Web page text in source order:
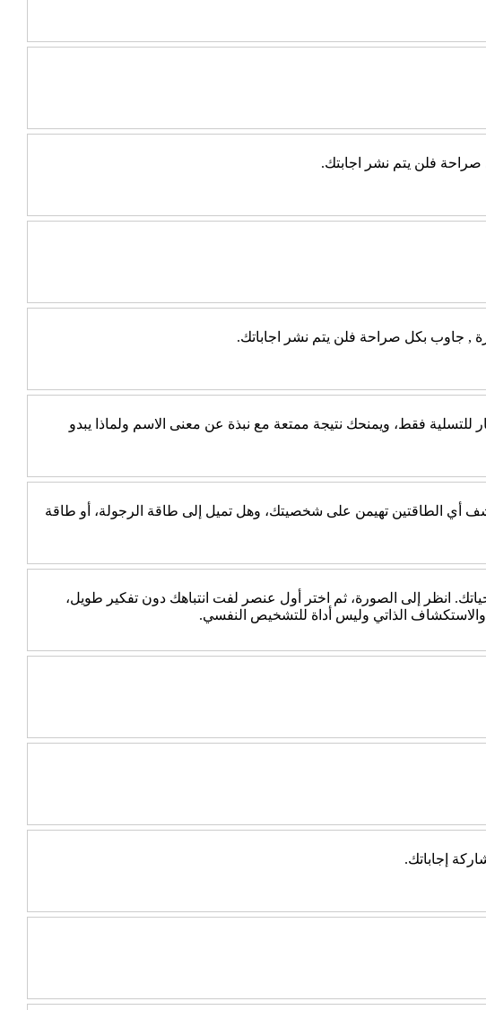
فلن يتم نشر اجابتك.
, جاوب بكل صراحة فلن يتم نشر اجاباتك.
فقط، ويمنحك نتيجة ممتعة مع نبذة عن معنى الاسم ولماذا يبدو
إلى التعاطف والحدس؟ أجب عن 10 أسئلة بسيطة، ثم اكتشف أي الطاقتين تهيمن على شخصيتك، وهل تميل إلى طاقة الرجولة، أو طاقة
انظر إلى الصورة، ثم اختر أول عنصر لفت انتباهك دون تفكير طويل،
والاستكشاف الذاتي وليس أداة للتشخيص النفسي.